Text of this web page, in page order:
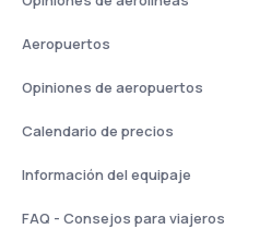
Aeropuertos
Opiniones de aeropuertos
Calendario de precios
Información del equipaje
FAQ - Consejos para viajeros